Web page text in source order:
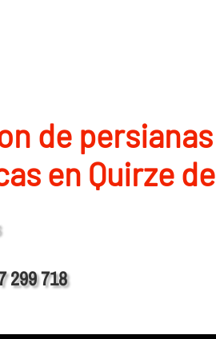
de persianas
en Quirze
299 718